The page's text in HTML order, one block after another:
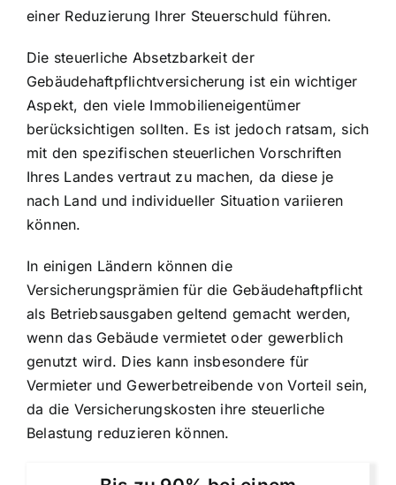
einer Reduzierung Ihrer Steuerschuld führen.
Die steuerliche Absetzbarkeit der
Gebäudehaftpflichtversicherung ist ein wichtiger
Aspekt, den viele Immobilieneigentümer
berücksichtigen sollten. Es ist jedoch ratsam, sich
mit den spezifischen steuerlichen Vorschriften
Ihres Landes vertraut zu machen, da diese je
nach Land und individueller Situation variieren
können.
In einigen Ländern können die
Versicherungsprämien für die Gebäudehaftpflicht
als Betriebsausgaben geltend gemacht werden,
wenn das Gebäude vermietet oder gewerblich
genutzt wird. Dies kann insbesondere für
Vermieter und Gewerbetreibende von Vorteil sein,
da die Versicherungskosten ihre steuerliche
Belastung reduzieren können.